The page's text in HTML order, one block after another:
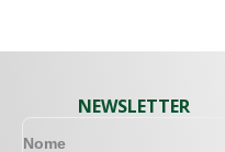
NEWSLETTER
Nome